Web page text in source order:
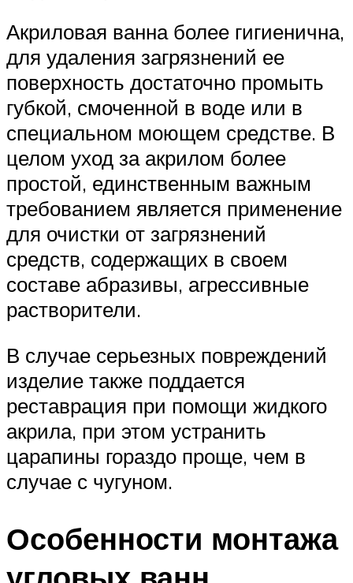
Акриловая ванна более гигиенична,
для удаления загрязнений ее
поверхность достаточно промыть
губкой, смоченной в воде или в
специальном моющем средстве. В
целом уход за акрилом более
простой, единственным важным
требованием является применение
для очистки от загрязнений
средств, содержащих в своем
составе абразивы, агрессивные
растворители.
В случае серьезных повреждений
изделие также поддается
реставрация при помощи жидкого
акрила, при этом устранить
царапины гораздо проще, чем в
случае с чугуном.
Особенности монтажа